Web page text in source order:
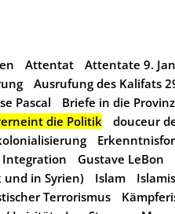
Attentat Attentate 9.
Ausrufung des Kalifats
Pascal Briefe in die Provinz
die Politik douceur
Integration Gustave LeBon
und in Syrien)
Islam
Terrorismus